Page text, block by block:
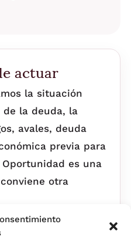
actuar
la situación
la deuda, la
avales, deuda
previa para
es una
otra